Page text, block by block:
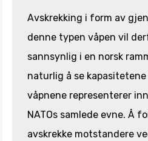
Avskrekking i form av
denne typen våpen vil
sannsynlig i en norsk
naturlig å se kapasitetene
våpnene representerer
NATOs samlede evne. Å
avskrekke motstandere